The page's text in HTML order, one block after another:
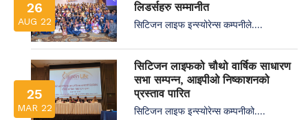
26
AUG 22
लिडर्सहरु सम्मानीत
सिटिजन लाइफ इन्स्योरेन्स कम्पनीले....
25
MAR 22
सिटिजन लाइफको चौथो वार्षिक साधारण
सभा सम्पन्न, आइपीओ निष्काशनको
प्रस्ताव पारित
सिटिजन लाइफ इन्स्योरेन्स कम्पनीको....